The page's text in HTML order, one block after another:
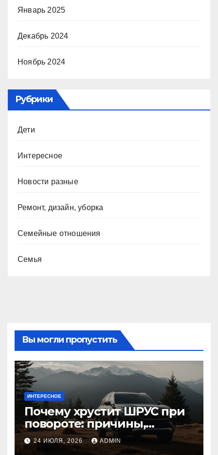
Январь 2025
Декабрь 2024
Ноябрь 2024
Рубрики
Дети
Интересное
Новости разные
Ремонт, дизайн, уборка
Семейные отношения
Семья
Вы могли пропустить
ИНТЕРЕСНОЕ
Почему хрустит ШРУС при
повороте: причины,
диагностика
24 ИЮЛЯ, 2026 ADMIN